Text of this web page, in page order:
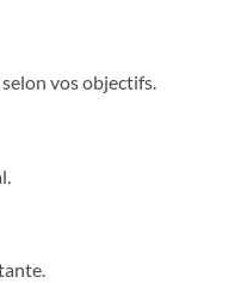
vos objectifs.